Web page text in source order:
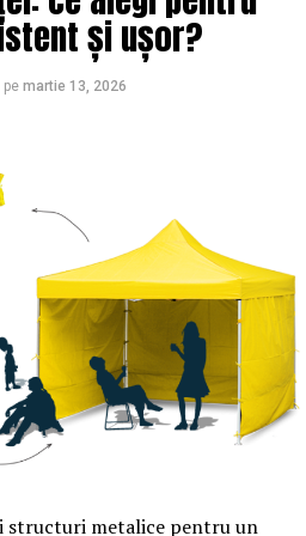
sunt grindina, furtunile,
explozia, căderi de corpuri
de apa de conductă.
ziua nunții principelui Nicolae
zidul Casei Poporului | Sibiul
și ușor?
pe martie 13, 2026
structuri metalice pentru un